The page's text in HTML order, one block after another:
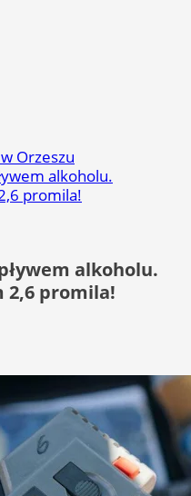
Orzeszu
alkoholu.
promila!
alkoholu.
2,6 promila!